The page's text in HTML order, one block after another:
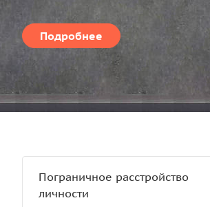
поиск своей вины и
самоубийстве, расстройство
отсутствие аппетита.
Подробнее
Пограничное расстройство
личности